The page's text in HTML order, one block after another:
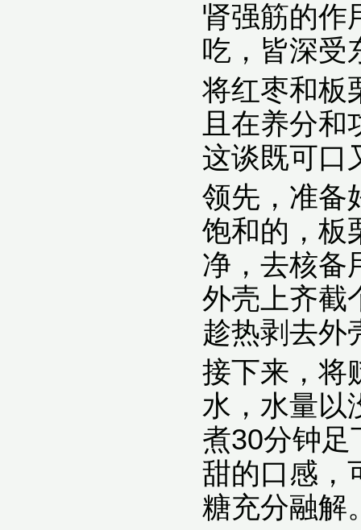
肾强筋的作
吃，皆深受
将红枣和板
且在养分和
这谈既可口
领先，准备
饱和的，板
净，去核备
外壳上齐截
趁热剥去外
接下来，将
水，水量以
煮30分钟足
甜的口感，
糖充分融解